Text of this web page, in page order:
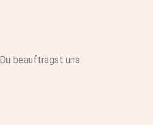
beauftragst uns